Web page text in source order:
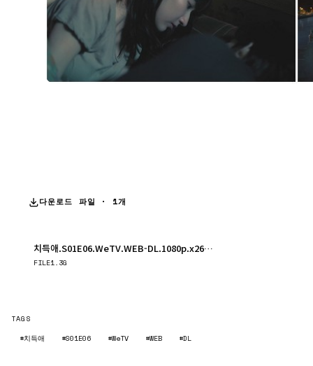
다운로드 파일 · 1개
치득애.S01E06.WeTV.WEB-DL.1080p.x264.AAC.mp4
FILE1.3G
TAGS
#치득애
#S01E06 #WeTV #WEB #DL